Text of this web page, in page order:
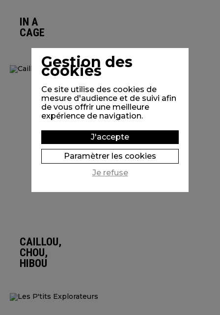
IN A
CAGE
CAILLOU,
CHOU,
HIBOU
Gestion des
cookies
Ce site utilise des cookies de
mesure d'audience et de suivi afin
de vous offrir une meilleure
expérience de navigation.
J'accepte
Paramètrer les cookies
Je refuse